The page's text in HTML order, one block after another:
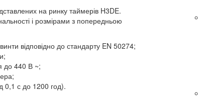
на ринку таймерів H3DE.
і розмірами з попередньою
відповідно до стандарту EN 50274;
до 440 В ~;
0,1 с до 1200 год).